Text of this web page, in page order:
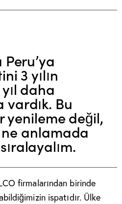
3 yılın
daha
Bu
yenileme değil,
ne anlamada
firmalarından birinde
ispatıdır. Ülke